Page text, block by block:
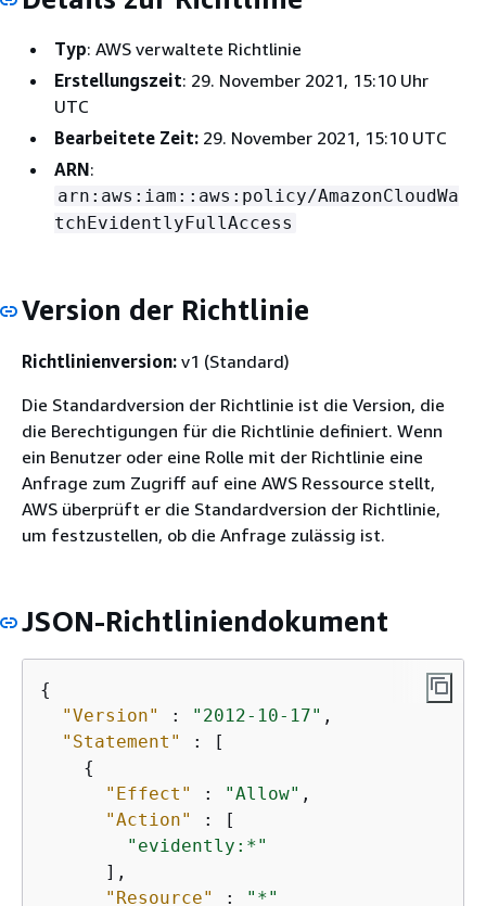
Typ: AWS verwaltete Richtlinie
Erstellungszeit: 29. November 2021, 15:10 Uhr
UTC
Bearbeitete Zeit: 29. November 2021, 15:10 UTC
ARN:
arn:aws:iam::aws:policy/AmazonCloudWa
tchEvidentlyFullAccess
Version der Richtlinie
Richtlinienversion: v1 (Standard)
Die Standardversion der Richtlinie ist die Version, die
die Berechtigungen für die Richtlinie definiert. Wenn
ein Benutzer oder eine Rolle mit der Richtlinie eine
Anfrage zum Zugriff auf eine AWS Ressource stellt,
AWS überprüft er die Standardversion der Richtlinie,
um festzustellen, ob die Anfrage zulässig ist.
JSON-Richtliniendokument
{
"Version"
: "2012-10-17" ,
"Statement"
: [
{
"Effect"
: "Allow" ,
"Action"
: [
"evidently:*"
      ],
"Resource"
:
"*"